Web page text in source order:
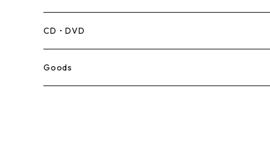
Mento,Calypso,Ballad
Ska
CD・DVD
Goods